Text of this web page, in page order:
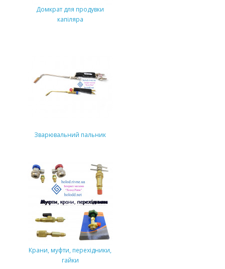
Домкрат для продувки
капіляра
Зварювальний пальник
Крани, муфти, перехідники,
гайки